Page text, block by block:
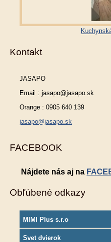
Kontakt
JASAPO
Email : jasapo@jasapo.sk
Orange : 0905 640 139
jasapo@jasapo.sk
FACEBOOK
Nájdete nás aj na
Obľúbené odkazy
MIMI Plus s.r.o
Svet dvierok